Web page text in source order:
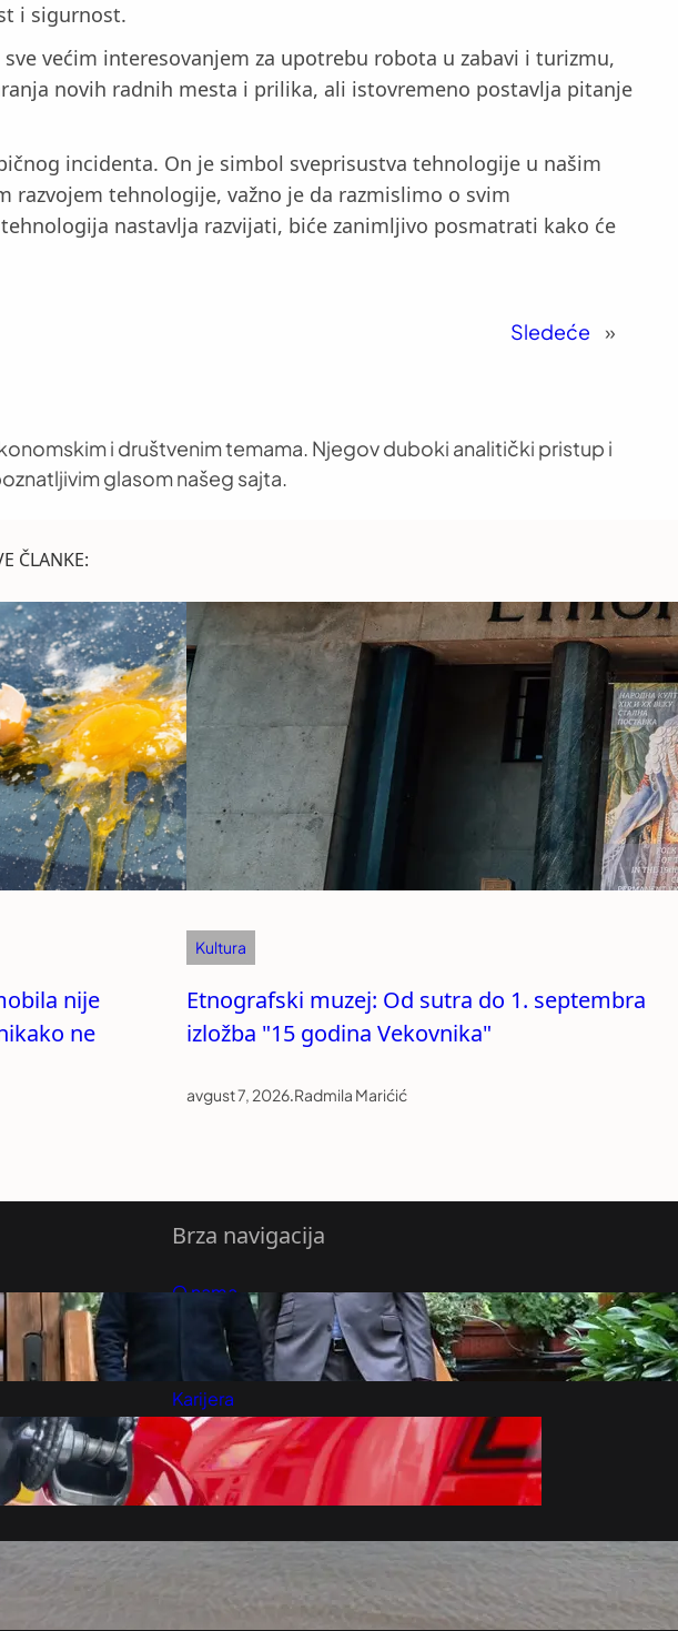
i sigurnost.
većim interesovanjem za upotrebu robota u zabavi i turizmu,
novih radnih mesta i prilika, ali istovremeno postavlja pitanje
incidenta. On je simbol sveprisustva tehnologije u našim
razvojem tehnologije, važno je da razmislimo o svim
nastavlja razvijati, biće zanimljivo posmatrati kako će
Sledeće »
i društvenim temama. Njegov duboki analitički pristup i
glasom našeg sajta.
ČLANKE:
nije
ne
Kultura
Etnografski muzej: Od sutra do 1. septembra
izložba "15 godina Vekovnika"
avgust 7, 2026.Radmila Marićić
Zelenskom FOTO
odluku o ceni goriva:
zaustavio brodove
Brza navigacija
O nama
Predloži Vest
Pretplatite se na vesti
Karijera
Marketing
Kontakt